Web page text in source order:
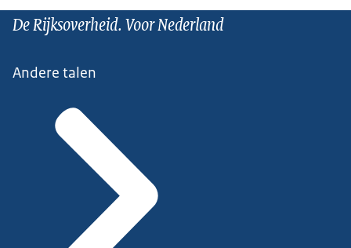
De Rijksoverheid. Voor Nederland
Andere talen